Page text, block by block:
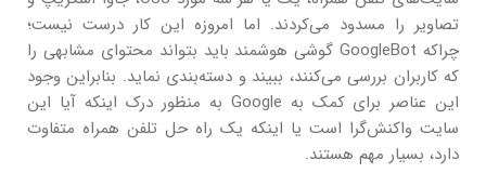
تصاویر را مسدود می‌کردند. اما امروزه این کار درست نیست؛
چراکه GoogleBot گوشی هوشمند باید بتواند محتوای مشابهی را
که کاربران بررسی می‌کنند، ببیند و دسته‌بندی نماید. بنابراین وجود
این عناصر برای کمک به Google به منظور درک اینکه آیا این
سایت واکنش‌گرا است یا اینکه یک راه حل تلفن همراه متفاوت
دارد، بسیار مهم هستند.